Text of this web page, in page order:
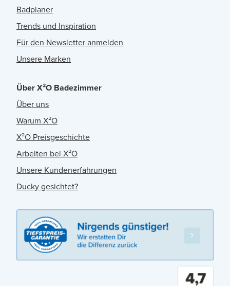
Badplaner
Trends und Inspiration
Für den Newsletter anmelden
Unsere Marken
Über X²O Badezimmer
Über uns
Warum X²O
X²O Preisgeschichte
Arbeiten bei X²O
Unsere Kundenerfahrungen
Ducky gesichtet?